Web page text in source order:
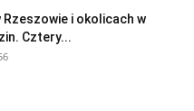
Rzeszowie i okolicach w
Cztery...